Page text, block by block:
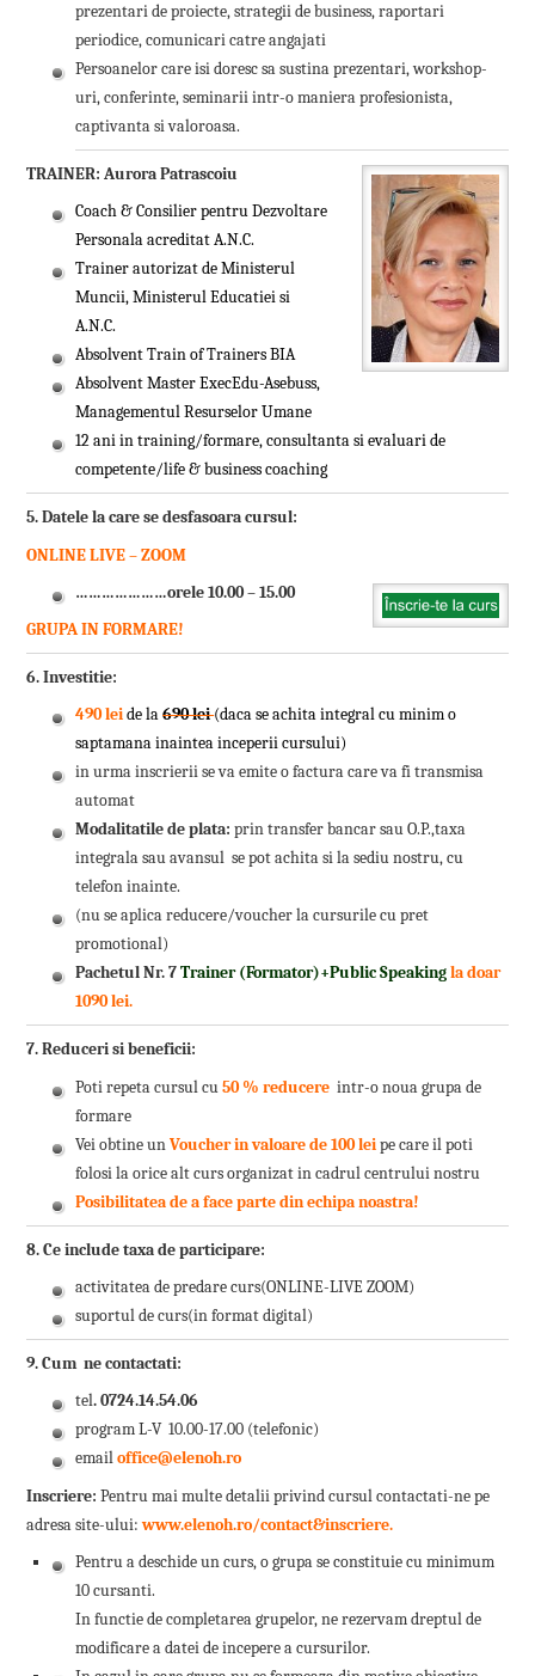
prezentari de proiecte, strategii de business, raportari
periodice, comunicari catre angajati
Persoanelor care isi doresc sa sustina prezentari, workshop-
uri, conferinte, seminarii intr-o maniera profesionista,
captivanta si valoroasa.
TRAINER: Aurora Patrascoiu
Coach&Consilier pentru Dezvoltare
Personalaacreditat A.N.C.
Trainer autorizat de Ministerul
Muncii, Ministerul Educatiei si
A.N.C.
Absolvent Train of Trainers BIA
Absolvent Master ExecEdu-Asebuss,
Managementul Resurselor Umane
12 ani in training/formare, consultanta si evaluari de
competente/life & business coaching
5. Datele la care se desfasoara cursul:
ONLINE LIVE – ZOOM
…………………orele 10.00 – 15.00
GRUPA IN FORMARE!
6. Investitie:
490 leide la690 lei(daca se achita integral cu minim o
saptamana inaintea inceperii cursului)
in urma inscrierii se va emite o factura care va fi transmisa
automat
Modalitatile de plata: prin transfer bancar sau O.P.,taxa
integrala sau avansul se pot achita si la sediu nostru, cu
telefon inainte.
(nu se aplica reducere/voucher la cursurile cu pret
promotional)
Pachetul Nr. 7Trainer (Formator)+Public Speakingla doar
1090 lei.
7. Reduceri si beneficii:
Poti repeta cursul cu50 % reducere intr-o noua grupa de
formare
Vei obtine unVoucher in valoare de 100 leipe care il poti
folosi la orice alt curs organizat in cadrul centrului nostru
Posibilitatea de a face parte din echipa noastra!
8. Ce include taxa de participare:
activitatea de predare curs(ONLINE-LIVE ZOOM)
suportul de curs(in format digital)
9. Cum ne contactati:
tel. 0724.14.54.06
program L-V 10.00-17.00 (telefonic)
emailoffice@elenoh.ro
Inscriere: Pentru mai multe detalii privind cursul contactati-ne pe
adresa site-ului:www.elenoh.ro/contact&inscriere.
Pentru a deschide un curs, o grupa se constituie cu minimum
10 cursanti.
In functie de completarea grupelor, ne rezervam dreptul de
modificare a datei de incepere a cursurilor.